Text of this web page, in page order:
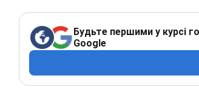
Будьте першими у курсі
Google